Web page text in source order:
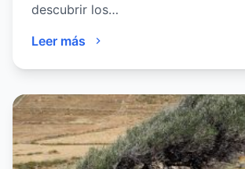
descubrir los…
Leer más